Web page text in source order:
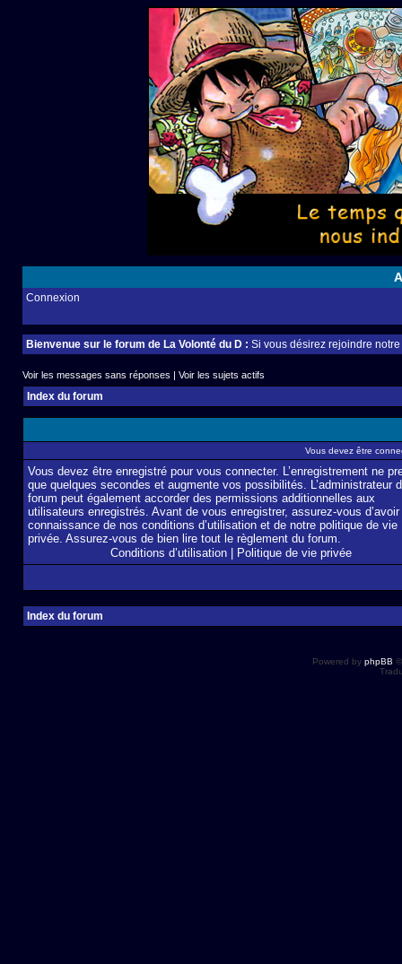
Connexion
Bienvenue sur le forum de La Volonté du D : Si vous désirez rejoindre
Voir les messages sans réponses | Voir les sujets actifs
Index du forum
Vous devez être
Vous devez être enregistré pour vous connecter. L’enregistrement ne
que quelques secondes et augmente vos possibilités. L’administrateur
forum peut également accorder des permissions additionnelles aux
utilisateurs enregistrés. Avant de vous enregistrer, assurez-vous
connaissance de nos conditions d’utilisation et de notre politique de vie
privée. Assurez-vous de bien lire tout le règlement du forum.
Conditions d’utilisation
Politique de vie privée
Index du forum
Powered by phpBB